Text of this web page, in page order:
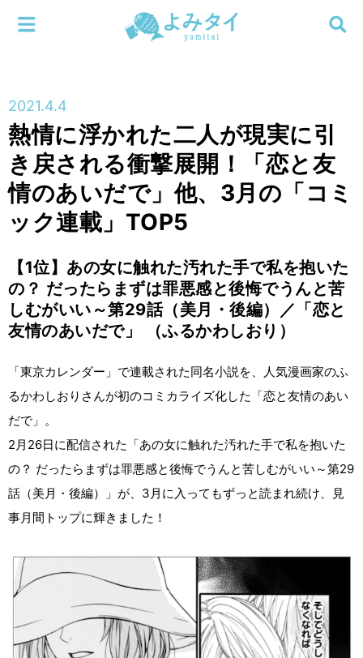
連載
新刊
特集
編集部
検索する
メニューを閉じる
2021.4.4
熱情に浮かれた二人が現実に引
き戻される衝撃展開！「恋と友
情のあいだで」他、3月の「コミ
ック連載」TOP5
【1位】あの女に触れた汚れた手で私を抱いた
の？ だったらまずは罪悪感と後悔でうんと苦
しむがいい～第29話（美月・後編）／「恋と
友情のあいだで」 （ふるかわしおり）
「東京カレンダー」で連載された同名小説を、人気漫画家のふ
るかわしおりさんが初のコミカライズ化した「恋と友情のあい
だで」。
2月26日に配信された「あの女に触れた汚れた手で私を抱いた
の？ だったらまずは罪悪感と後悔でうんと苦しむがいい～第29
話（美月・後編）」が、3月に入ってもずっと読まれ続け、見
事月間トップに輝きました！